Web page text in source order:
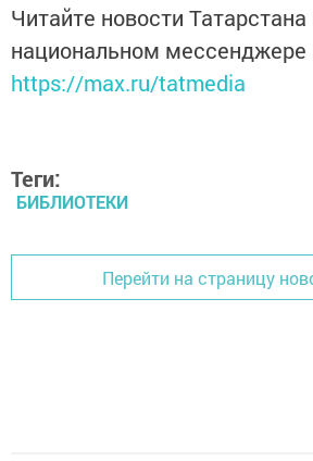
Читайте новости Татарстана
национальном
https://max.ru/tatmedia
Теги:
БИБЛИОТЕКИ
Перейти на страницу